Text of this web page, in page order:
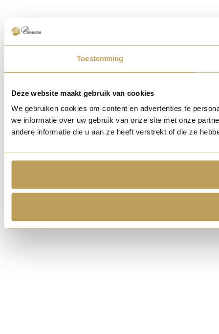
Toestemming
Deze website maakt gebruik van cookies
We gebruiken cookies om content en advertenties te
we informatie over uw gebruik van onze site met onze
andere informatie die u aan ze heeft verstrekt of die ze